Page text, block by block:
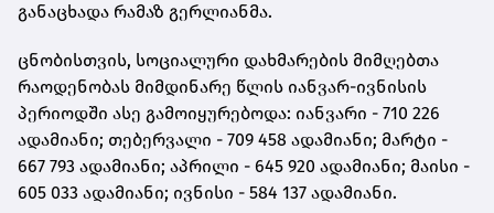
განაცხადა რამაზ გერლიანმა.
ცნობისთვის, სოციალური დახმარების მიმღებთა
რაოდენობას მიმდინარე წლის იანვარ-ივნისის
პერიოდში ასე გამოიყურებოდა: იანვარი - 710 226
ადამიანი; თებერვალი - 709 458 ადამიანი; მარტი -
667 793 ადამიანი; აპრილი - 645 920 ადამიანი; მაისი -
605 033 ადამიანი; ივნისი - 584 137 ადამიანი.